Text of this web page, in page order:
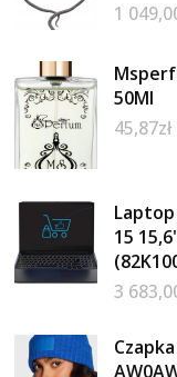
1
50Ml
45,87zł
15
3